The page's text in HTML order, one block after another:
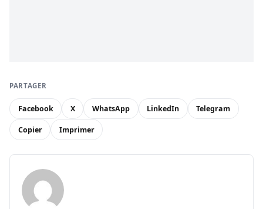
PARTAGER
Facebook X WhatsApp LinkedIn Telegram
Copier Imprimer